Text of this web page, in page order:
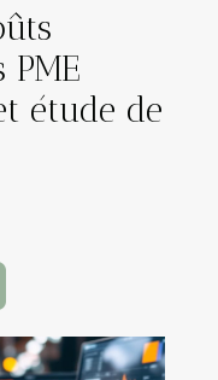
étude de